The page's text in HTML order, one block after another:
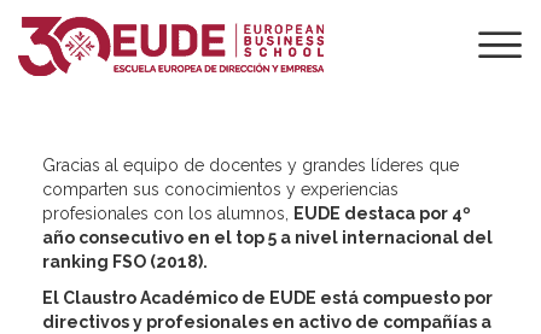
CLAUSTRO
ACADÉMICO DE
Gracias al equipo de docentes y grandes líderes que
comparten sus conocimientos y experiencias
profesionales con los alumnos,
EUDE destaca por 4º
año consecutivo en el top 5 a nivel internacional del
ranking FSO (2018).
El Claustro Académico de EUDE está compuesto por
directivos y profesionales en activo de compañías a